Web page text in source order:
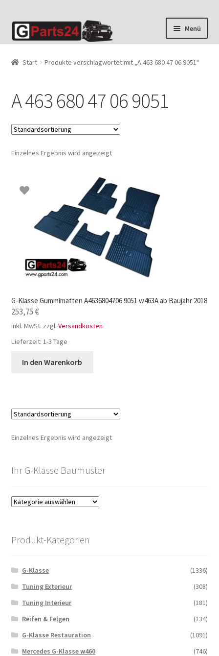
Zur
Navigation
Zum
Inhalt
Menü
Start Produkte verschlagwortet mit „A 463 680 47 06 9051“
A 463 680 47 06 9051
Einzelnes Ergebnis wird angezeigt
G-Klasse Gummimatten A4636804706 9051 w463A ab Baujahr 2018
253,75€
inkl. MwSt. zzgl. Versandkosten
Lieferzeit: 1-3 Tage
In den Warenkorb
Einzelnes Ergebnis wird angezeigt
Ihr G-Klasse Baumuster
Produkt-Kategorien
G-Klasse
(1336)
Tuning Exterieur
(308)
Tuning Interieur
(181)
Reifen & Felgen
(134)
G-Klasse Restauration
(1091)
Mercedes G-Klasse w460
(746)